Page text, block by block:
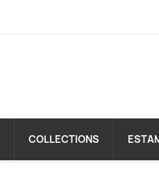
COLLECTIONS